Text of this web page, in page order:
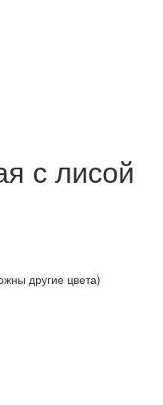
с лисой
другие цвета)